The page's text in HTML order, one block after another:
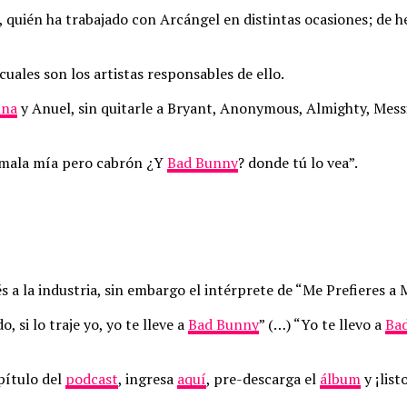
ha trabajado con Arcángel en distintas ocasiones; de
son los artistas responsables de ello.
y Anuel, sin quitarle a Bryant, Anonymous, Almighty,
mía pero cabrón ¿YBad Bunny? donde tú lo vea”.
a la industria, sin embargo el intérprete de “Me Prefieres
si lo traje yo, yo te lleve aBad Bunny” (…) “Yo te llevo a
del podcast, ingresa aquí, pre-descarga el álbumy